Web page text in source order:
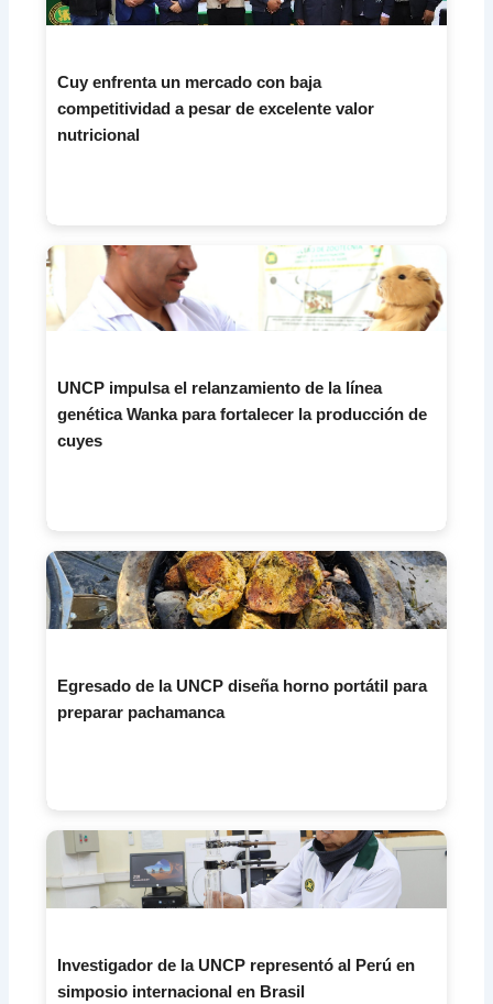
Cuy enfrenta un mercado con baja
competitividad a pesar de excelente valor
nutricional
UNCP impulsa el relanzamiento de la línea
genética Wanka para fortalecer la producción de
cuyes
Egresado de la UNCP diseña horno portátil para
preparar pachamanca
Investigador de la UNCP representó al Perú en
simposio internacional en Brasil